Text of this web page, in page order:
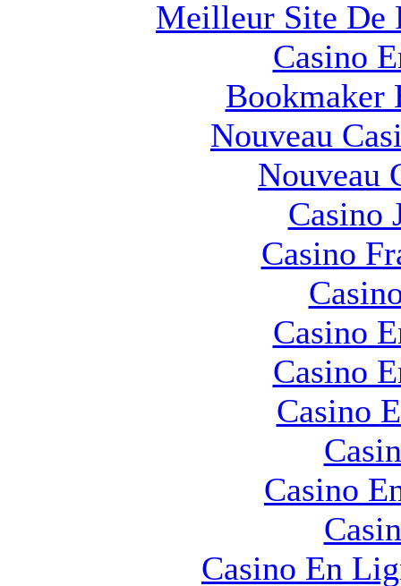
Meilleur Site De
Casino
Bookmaker
Nouveau
Nouveau
Casino
Casino
Casino
Casino
Casino
Casino
Casino En